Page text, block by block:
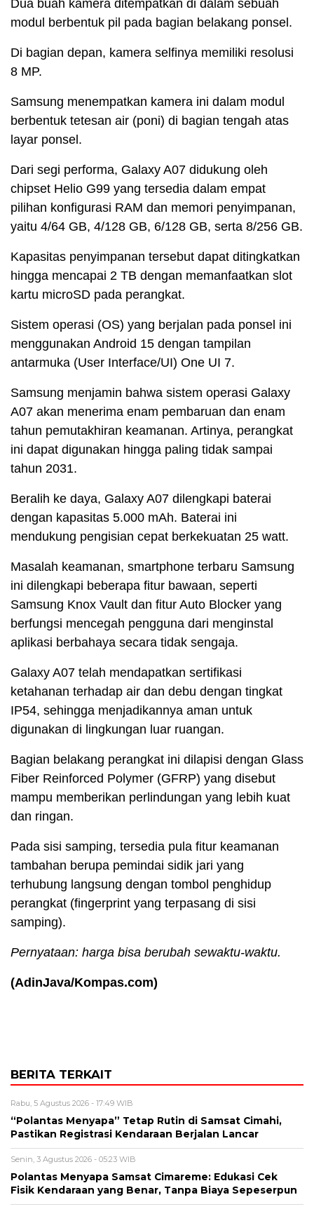
Dua buah kamera ditempatkan di dalam sebuah
modul berbentuk pil pada bagian belakang ponsel.
Di bagian depan, kamera selfinya memiliki resolusi
8 MP.
Samsung menempatkan kamera ini dalam modul
berbentuk tetesan air (poni) di bagian tengah atas
layar ponsel.
Dari segi performa, Galaxy A07 didukung oleh
chipset Helio G99 yang tersedia dalam empat
pilihan konfigurasi RAM dan memori penyimpanan,
yaitu 4/64 GB, 4/128 GB, 6/128 GB, serta 8/256 GB.
Kapasitas penyimpanan tersebut dapat ditingkatkan
hingga mencapai 2 TB dengan memanfaatkan slot
kartu microSD pada perangkat.
Sistem operasi (OS) yang berjalan pada ponsel ini
menggunakan Android 15 dengan tampilan
antarmuka (User Interface/UI) One UI 7.
Samsung menjamin bahwa sistem operasi Galaxy
A07 akan menerima enam pembaruan dan enam
tahun pemutakhiran keamanan. Artinya, perangkat
ini dapat digunakan hingga paling tidak sampai
tahun 2031.
Beralih ke daya, Galaxy A07 dilengkapi baterai
dengan kapasitas 5.000 mAh. Baterai ini
mendukung pengisian cepat berkekuatan 25 watt.
Masalah keamanan, smartphone terbaru Samsung
ini dilengkapi beberapa fitur bawaan, seperti
Samsung Knox Vault dan fitur Auto Blocker yang
berfungsi mencegah pengguna dari menginstal
aplikasi berbahaya secara tidak sengaja.
Galaxy A07 telah mendapatkan sertifikasi
ketahanan terhadap air dan debu dengan tingkat
IP54, sehingga menjadikannya aman untuk
digunakan di lingkungan luar ruangan.
Bagian belakang perangkat ini dilapisi dengan Glass
Fiber Reinforced Polymer (GFRP) yang disebut
mampu memberikan perlindungan yang lebih kuat
dan ringan.
Pada sisi samping, tersedia pula fitur keamanan
tambahan berupa pemindai sidik jari yang
terhubung langsung dengan tombol penghidup
perangkat (fingerprint yang terpasang di sisi
samping).
Pernyataan: harga bisa berubah sewaktu-waktu.
(AdinJava/Kompas.com)
BERITA TERKAIT
Rabu, 5 Agustus 2026 - 17:49 WIB
“Polantas Menyapa” Tetap Rutin di Samsat Cimahi,
Pastikan Registrasi Kendaraan Berjalan Lancar
Senin, 3 Agustus 2026 - 05:23 WIB
Polantas Menyapa Samsat Cimareme: Edukasi Cek
Fisik Kendaraan yang Benar, Tanpa Biaya Sepeserpun